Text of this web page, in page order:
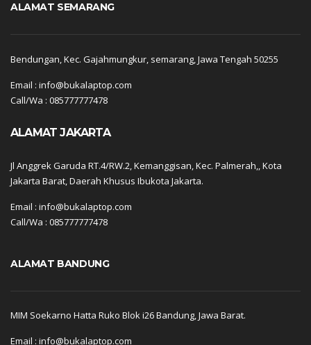
ALAMAT SEMARANG
Bendungan, Kec. Gajahmungkur, semarang, Jawa Tengah 50255
Email : info@bukalaptop.com
Call/Wa : 085777777478
ALAMAT JAKARTA
Jl Anggrek Garuda RT.4/RW.2, Kemanggisan, Kec. Palmerah,, Kota
Jakarta Barat, Daerah Khusus Ibukota Jakarta.
Email : info@bukalaptop.com
Call/Wa : 085777777478
ALAMAT BANDUNG
MIM Soekarno Hatta Ruko Blok i26 Bandung, Jawa Barat.
Email : info@bukalaptop.com